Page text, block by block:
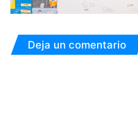
Deja un comentario